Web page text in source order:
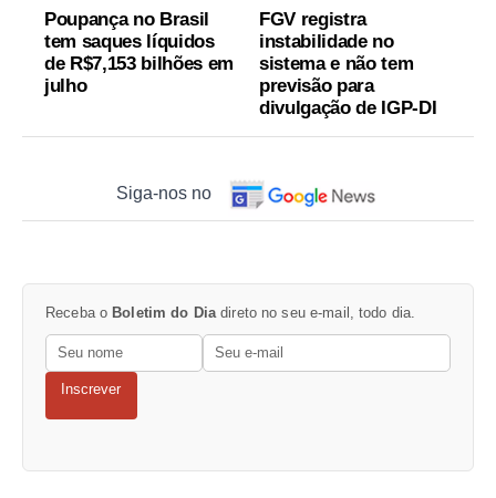
Poupança no Brasil
tem saques líquidos
de R$7,153 bilhões em
julho
FGV registra
instabilidade no
sistema e não tem
previsão para
divulgação de IGP-DI
Siga-nos no
Receba o Boletim do Diadireto no seu e-mail, todo dia.
Inscrever